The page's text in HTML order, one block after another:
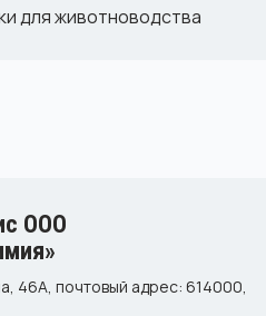
для животноводства
ООО
46А, почтовый адрес: 614000,